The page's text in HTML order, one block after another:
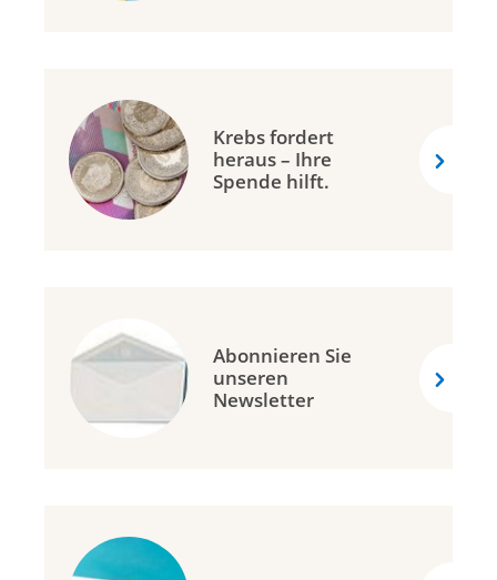
Krebs fordert
heraus – Ihre
Spende hilft.
Abonnieren Sie
unseren
Newsletter